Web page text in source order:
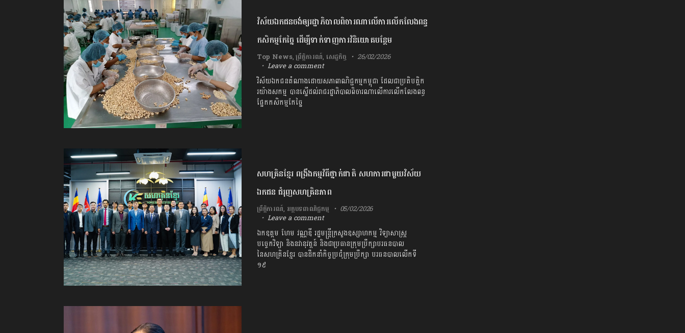
វិស័យឯកជនចង់ឲ្យរដ្ឋាភិបាលពិចារណាលើការលើកលែងពន្ធ
កសិកម្មកែច្នៃ ដើម្បីទាក់ទាញការវិនិយោគបន្ថែម
Top News,ព្រឹត្តិការណ៍, សេដ្ឋកិច្ច 26/02/2026
Leave a comment
វិស័យឯកជនតំណាងដោយសភាពាណិជ្ជកម្មកម្ពុជា ដែលជាប្រតិបត្តិក
រយ៉ាងសកម្ម បានស្នើដល់រាជរដ្ឋាភិបាលពិចារណាលើការលើកលែងពន្ធ
ផ្នែកកសិកម្មកែច្នៃ
សហគ្រិនខ្មែរ ពង្រឹងកម្មវិធីថ្នាក់ជាតិ សហការជាមួយវិស័យ
ឯកជន ជំរុញសហគ្រិនភាព
ព្រឹត្តិការណ៍, អត្ថបទពាណិជ្ជកម្ម 05/02/2026
Leave a comment
ឯកឧត្តម ហែម វណ្ណឌី រដ្ឋមន្រ្តីក្រសួងឧស្សាហកម្ម វិទ្យាសាស្ត្រ
បច្ចេកវិទ្យា និងនវានុវត្តន៍ និងជាប្រធានក្រុមប្រឹក្សាបរធនបាល
នៃសហគ្រិនខ្មែរ បានដឹកនាំកិច្ចប្រជុំក្រុមប្រឹក្សា បរធនបាលលើកទី
១៩